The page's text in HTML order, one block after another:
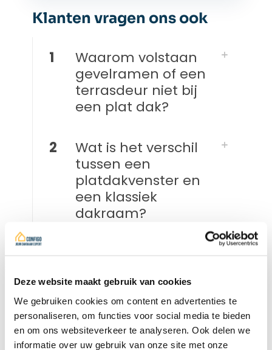
Deze website maakt gebruik van cookies
We gebruiken cookies om content en advertenties te
personaliseren, om functies voor social media te bieden
en om ons websiteverkeer te analyseren. Ook delen we
informatie over uw gebruik van onze site met onze
Klanten vragen ons ook
1
Waarom volstaan
gevelramen of een
terrasdeur niet bij
een plat dak?
2
Wat is het verschil
tussen een
platdakvenster en
een klassiek
dakraam?
platdakvenster een
vergunning nodig in
België?